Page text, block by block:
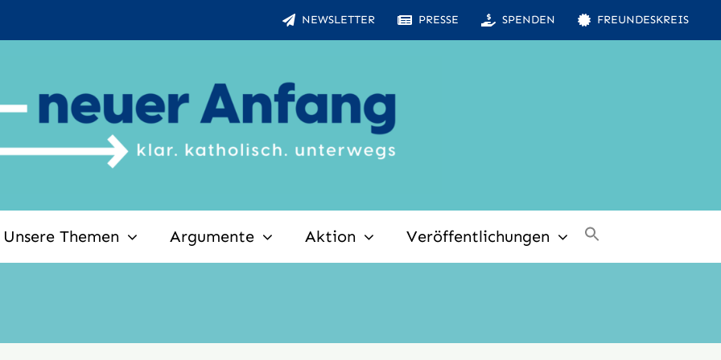
NEWSLETTER PRESSE SPENDEN FREUNDESKREIS
Unsere Themen Argumente Aktion Veröffentlichungen